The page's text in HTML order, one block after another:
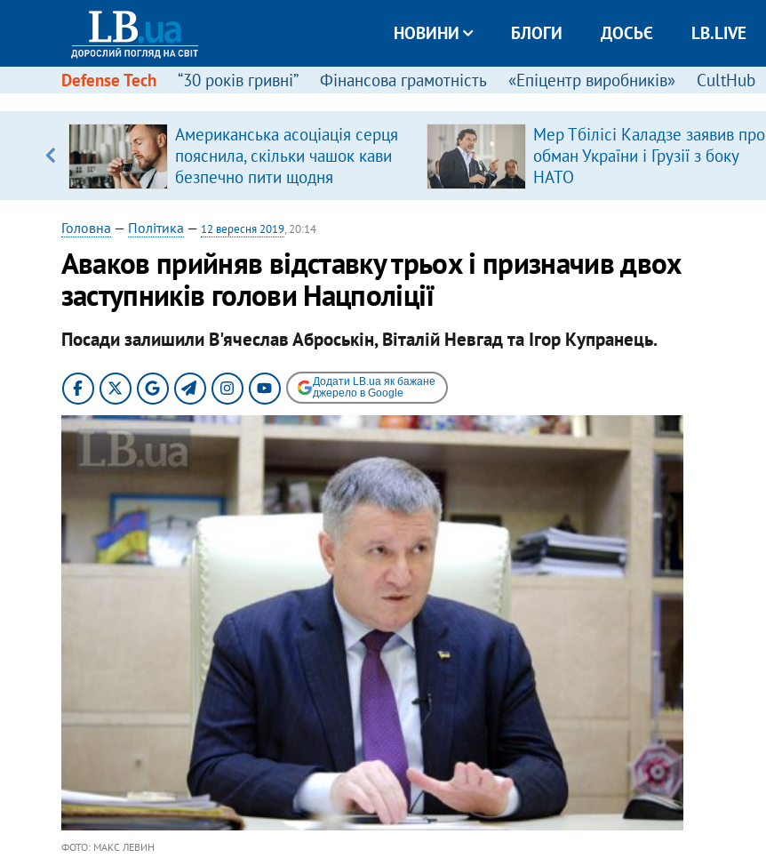
НОВИНИ БЛОГИ ДОСЬЄ LB.LIVE
Defense Tech “30 років гривні” Фінансова грамотність «Епіцентр виробників» CultHub
Американська асоціація серця
пояснила, скільки чашок кави
безпечно пити щодня
Мер Тбілісі Каладзе заявив про
обман України і Грузії з боку
НАТО
Головна — Політика — 12 вересня 2019, 20:14
Аваков прийняв відставку трьох і призначив двох
заступників голови Нацполіції
Посади залишили В'ячеслав Аброськін, Віталій Невгад та Ігор Купранець.
Додати LB.ua як бажане
джерело в Google
ФОТО: МАКС ЛЕВИН